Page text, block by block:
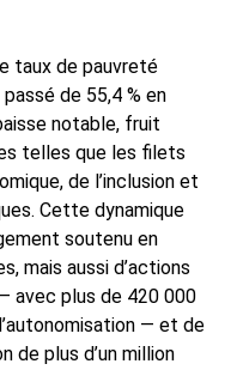
taux de pauvreté
de 55,4 % en
notable, fruit
telles que les filets
de l’inclusion et
Cette dynamique
soutenu en
mais aussi d’actions
avec plus de 420 000
— et de
de plus d’un million